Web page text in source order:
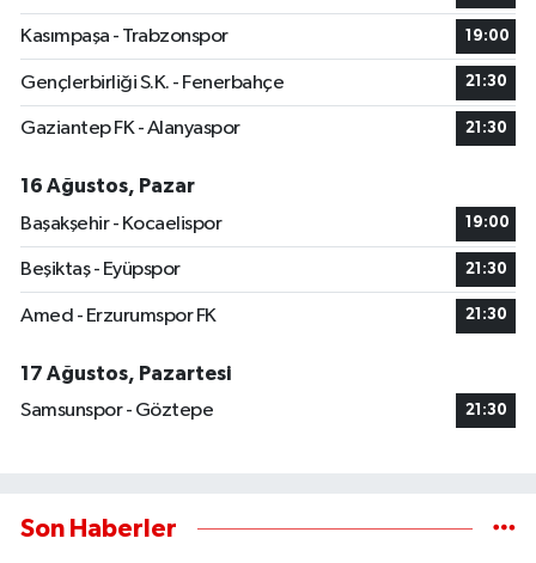
Kasımpaşa - Trabzonspor 19:00
Gençlerbirliği S.K. - Fenerbahçe 21:30
Gaziantep FK - Alanyaspor 21:30
16 Ağustos, Pazar
Başakşehir - Kocaelispor
19:00
Beşiktaş - Eyüpspor 21:30
Amed - Erzurumspor FK 21:30
17 Ağustos, Pazartesi
Samsunspor - Göztepe
21:30
Son Haberler